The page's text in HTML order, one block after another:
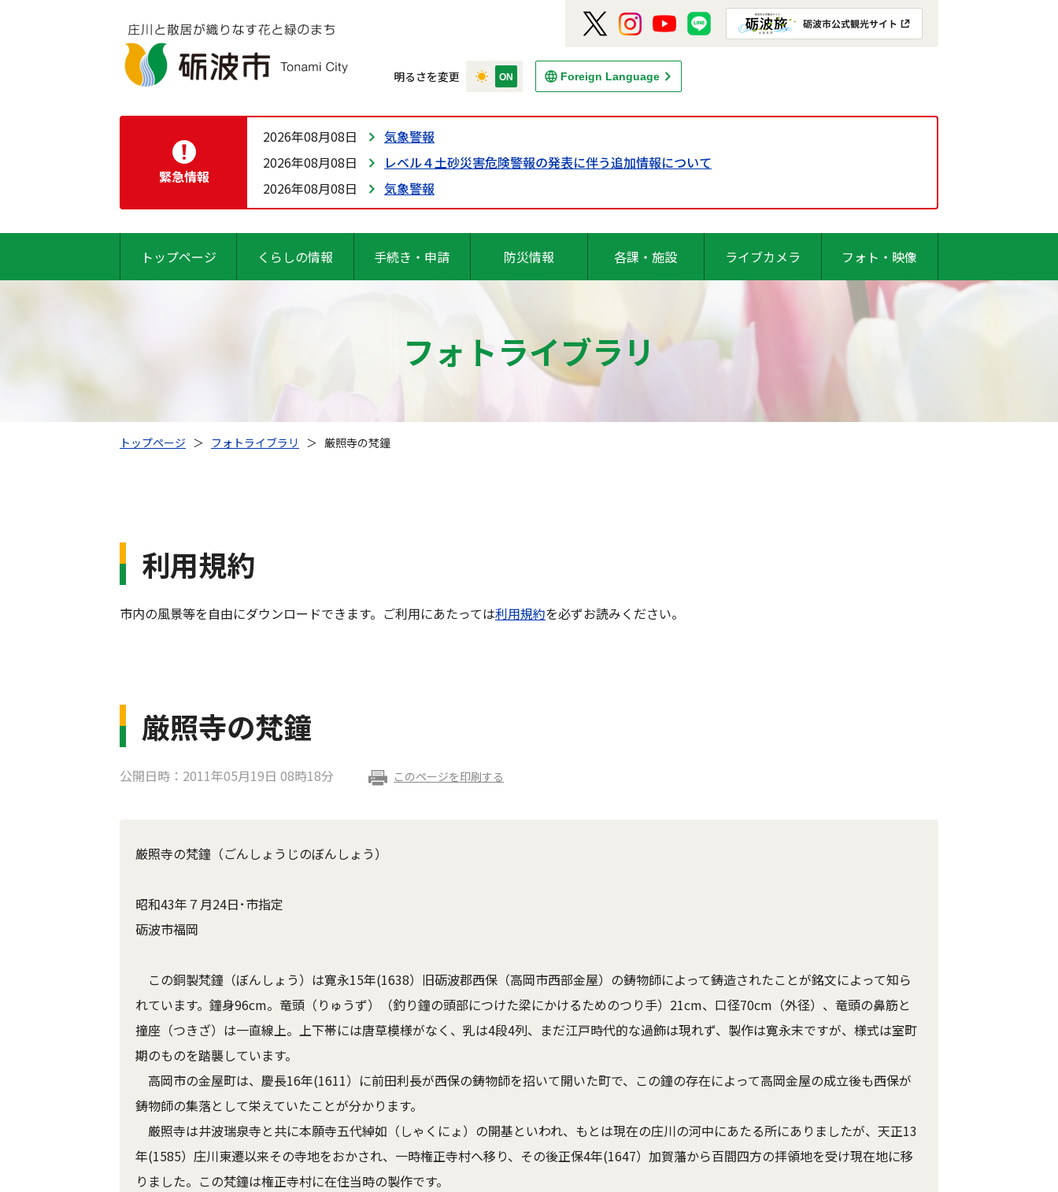
明るさを変更 Foreign Language
緊急情報
2026年08月08日
気象警報
2026年08月08日
レベル４土砂災害危険警報の発表に伴う追加情報について
2026年08月08日
気象警報
トップページ くらしの情報 手続き・申請 防災情報 各課・施設 ライブカメラ フォト・映像
フォトライブラリ
トップページ ＞ フォトライブラリ ＞ 厳照寺の梵鐘
利用規約
市内の風景等を自由にダウンロードできます。ご利用にあたっては利用規約を必ずお読みください。
厳照寺の梵鐘
公開日時：2011年05月19日 08時18分 このページを印刷する
厳照寺の梵鐘（ごんしょうじのぼんしょう）
昭和43年７月24日･市指定
砺波市福岡
この銅製梵鐘（ぼんしょう）は寛永15年(1638）旧砺波郡西保（高岡市西部金屋）の鋳物師によって鋳造されたことが銘文によって知ら
れています。鐘身96cm。竜頭（りゅうず）（釣り鐘の頭部につけた梁にかけるためのつり手）21cm、口径70cm（外径）、竜頭の鼻筋と
撞座（つきざ）は一直線上。上下帯には唐草模様がなく、乳は4段4列、まだ江戸時代的な過飾は現れず、製作は寛永末ですが、様式は室町
期のものを踏襲しています。
高岡市の金屋町は、慶長16年(1611）に前田利長が西保の鋳物師を招いて開いた町で、この鐘の存在によって高岡金屋の成立後も西保が
鋳物師の集落として栄えていたことが分かります。
厳照寺は井波瑞泉寺と共に本願寺五代綽如（しゃくにょ）の開基といわれ、もとは現在の庄川の河中にあたる所にありましたが、天正13
年(1585）庄川東遷以来その寺地をおかされ、一時権正寺村へ移り、その後正保4年(1647）加賀藩から百間四方の拝領地を受け現在地に移
りました。この梵鐘は権正寺村に在住当時の製作です。